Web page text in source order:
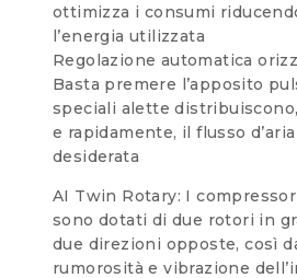
ottimizza i consumi
l’energia utilizzata
Regolazione automatica
Basta premere l’apposito
speciali alette
e rapidamente, il flusso
desiderata
AI Twin Rotary: I
sono dotati di due rotori in
due direzioni opposte, così
rumorosità e vibrazione